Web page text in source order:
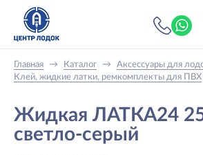
Главная → Каталог → Аксессуары для
Клей, жидкие латки, ремкомплекты для ПВХ
Жидкая ЛАТКА24
светло-серый